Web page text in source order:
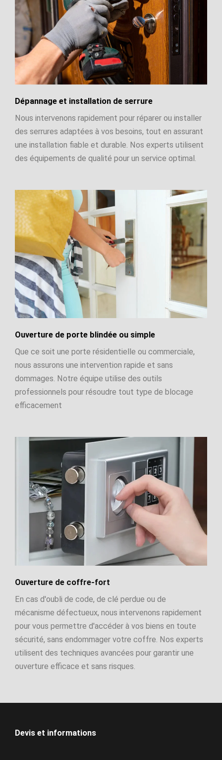
Dépannage et installation de serrure
Nous intervenons rapidement pour réparer ou installer
des serrures adaptées à vos besoins, tout en assurant
une installation fiable et durable. Nos experts utilisent
des équipements de qualité pour un service optimal.
Ouverture de porte blindée ou simple
Que ce soit une porte résidentielle ou commerciale,
nous assurons une intervention rapide et sans
dommages. Notre équipe utilise des outils
professionnels pour résoudre tout type de blocage
efficacement
Ouverture de coffre-fort
En cas d'oubli de code, de clé perdue ou de
mécanisme défectueux, nous intervenons rapidement
pour vous permettre d'accéder à vos biens en toute
sécurité, sans endommager votre coffre. Nos experts
utilisent des techniques avancées pour garantir une
ouverture efficace et sans risques.
Devis et informations